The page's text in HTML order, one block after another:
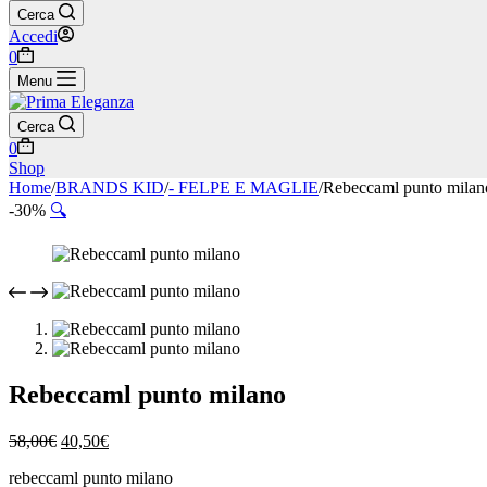
Cerca
Accedi
Carrello
0
Menu
Cerca
Carrello
0
Shop
Home/BRANDS KID/- FELPE E MAGLIE/Rebeccaml punto
-30% 🔍
Rebeccaml punto milano
58,00€ Il
originale
40,50€Il
attuale
rebeccaml punto milano